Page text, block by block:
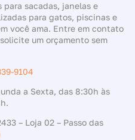
para sacadas, janelas e
para gatos, piscinas e
você ama. Entre em contato
um orçamento sem
9104
a Sexta, das 8:30h às
– Loja 02 – Passo das